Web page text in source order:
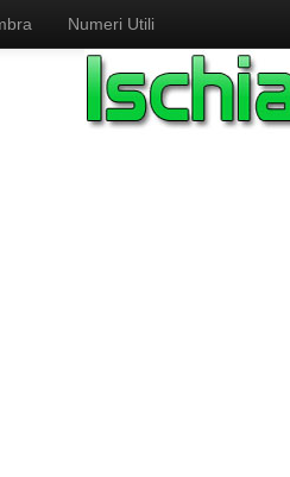
Numeri Utili